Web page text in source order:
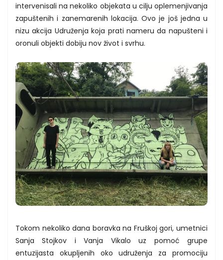
intervenisali na nekoliko objekata u cilju oplemenjivanja
zapuštenih i zanemarenih lokacija. Ovo je još jedna u
nizu akcija Udruženja koja prati nameru da napušteni i
oronuli objekti dobiju nov život i svrhu.
Tokom nekoliko dana boravka na Fruškoj gori, umetnici
Sanja Stojkov i Vanja Vikalo uz pomoć grupe
entuzijasta okupljenih oko udruženja za promociju